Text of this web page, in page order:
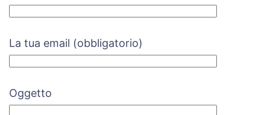
La tua email (obbligatorio)
Oggetto